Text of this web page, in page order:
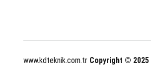
www.kdteknik.com.tr Copyright © 2025